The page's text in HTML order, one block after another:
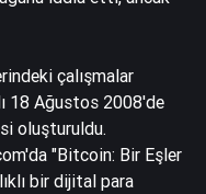
çalışmalar
18 Ağustos 2008'de
oluşturuldu.
"Bitcoin: Bir Eşler
bir dijital para